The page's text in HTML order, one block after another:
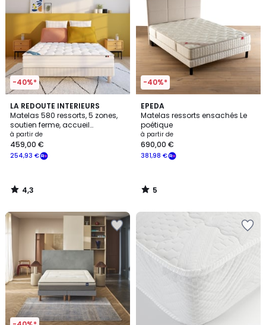
-40%*
LA REDOUTE INTERIEURS
Matelas 580 ressorts, 5 zones,
soutien ferme, accueil
enveloppant
à partir de
254,93 €
459,00 €
4,3
/ 5
4,3
/
-40%*
EPEDA
Matelas ressorts ensachés Le
poétique
à partir de
381,98 €
690,00 €
5
/
5
5
/